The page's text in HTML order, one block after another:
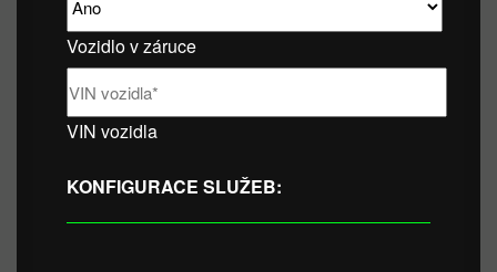
Vozidlo v záruce
VIN vozidla
KONFIGURACE SLUŽEB: